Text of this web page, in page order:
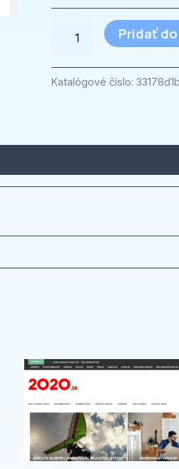
Pridať
Katalógové číslo:
Price
through
49,00 €